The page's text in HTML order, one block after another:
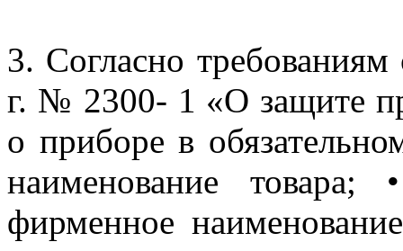
3. Согласно
г. № 2300- 1 «О защите
о приборе в
наименование товара;
фирменное